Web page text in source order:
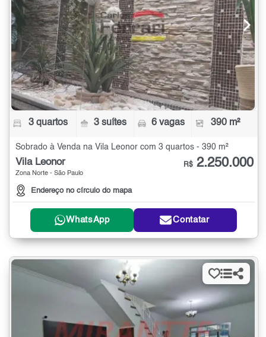
3 quartos 3 suítes 6 vagas 390 m²
Sobrado à Venda na Vila Leonor com 3 quartos - 390 m²
Vila Leonor
Zona Norte - São Paulo
Endereço no círculo do mapa
R$ 2.250.000
WhatsApp Contatar